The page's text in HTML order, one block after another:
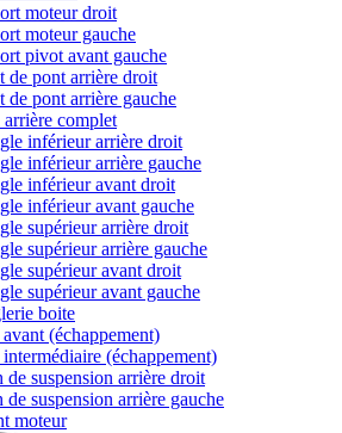
moteur droit
moteur gauche
pivot avant gauche
de pont arrière droit
de pont arrière gauche
complet
inférieur arrière droit
inférieur arrière gauche
inférieur avant droit
inférieur avant gauche
supérieur arrière droit
supérieur arrière gauche
supérieur avant droit
supérieur avant gauche
boite
(échappement)
(échappement)
de suspension arrière droit
de suspension arrière gauche
moteur